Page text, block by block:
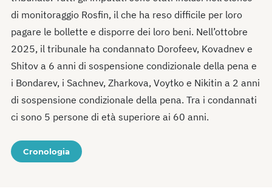
di monitoraggio Rosfin, il che ha reso difficile per loro
pagare le bollette e disporre dei loro beni. Nell’ottobre
2025, il tribunale ha condannato Dorofeev, Kovadnev e
Shitov a 6 anni di sospensione condizionale della pena e
i Bondarev, i Sachnev, Zharkova, Voytko e Nikitin a 2 anni
di sospensione condizionale della pena. Tra i condannati
ci sono 5 persone di età superiore ai 60 anni.
Cronologia